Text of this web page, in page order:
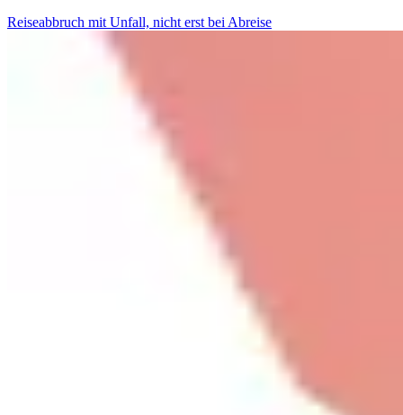
Reiseabbruch mit Unfall, nicht erst bei Abreise